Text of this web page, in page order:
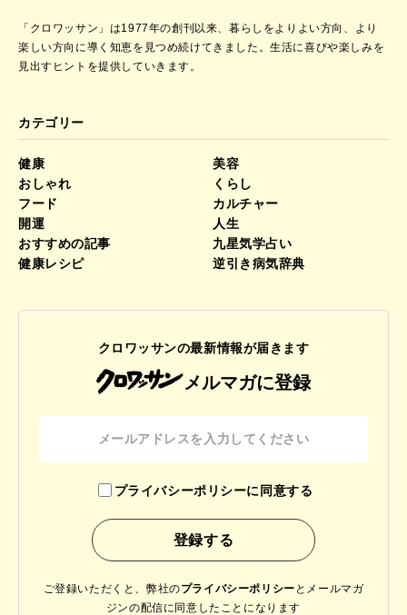
「クロワッサン」は1977年の創刊以来、暮らしをよりよい方向、より
楽しい方向に導く知恵を見つめ続けてきました。生活に喜びや楽しみを
見出すヒントを提供していきます。
カテゴリー
健康
美容
おしゃれ
くらし
フード
カルチャー
開運
人生
おすすめの記事
九星気学占い
健康レシピ
逆引き病気辞典
クロワッサンの最新情報が届きます
メルマガに登録
プライバシーポリシーに同意する
ご登録いただくと、弊社のプライバシーポリシー と メールマガ
ジンの配信に同意したことになります